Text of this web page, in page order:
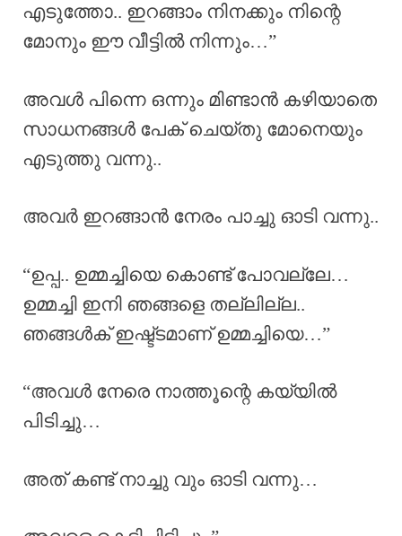
എടുത്തോ.. ഇറങ്ങാം നിനക്കും നിന്റെ
മോനും ഈ വീട്ടിൽ നിന്നും…”
അവൾ പിന്നെ ഒന്നും മിണ്ടാൻ കഴിയാതെ
സാധനങ്ങൾ പേക് ചെയ്തു മോനെയും
എടുത്തു വന്നു..
അവർ ഇറങ്ങാൻ നേരം പാച്ചു ഓടി വന്നു..
“ഉപ്പ.. ഉമ്മച്ചിയെ കൊണ്ട് പോവല്ലേ…
ഉമ്മച്ചി ഇനി ഞങ്ങളെ തല്ലില്ല..
ഞങ്ങൾക് ഇഷ്ട്ടമാണ് ഉമ്മച്ചിയെ…”
“അവൾ നേരെ നാത്തൂന്റെ കയ്യിൽ
പിടിച്ചു…
അത് കണ്ട് നാച്ചു വും ഓടി വന്നു…